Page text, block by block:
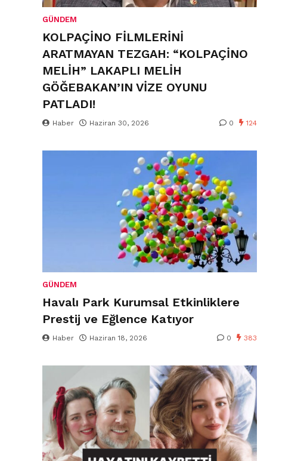
GÜNDEM
KOLPAÇİNO FİLMLERİNİ
ARATMAYAN TEZGAH: “KOLPAÇİNO
MELİH” LAKAPLI MELİH
GÖĞEBAKAN’IN VİZE OYUNU
PATLADI!
Haber Haziran 30, 2026 0 124
GÜNDEM
Havalı Park Kurumsal Etkinliklere
Prestij ve Eğlence Katıyor
Haber Haziran 18, 2026 0 383